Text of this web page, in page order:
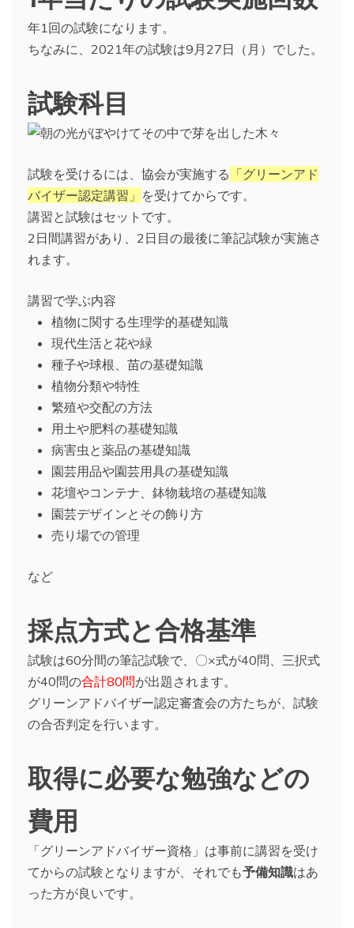
年1回の試験になります。
ちなみに、2021年の試験は9月27日（月）でした。
試験科目
試験を受けるには、協会が実施する 「グリーンアド
バイザー認定講習」 を受けてからです。
講習と試験はセットです。
2日間講習があり、2日目の最後に筆記試験が実施さ
れます。
講習で学ぶ内容
植物に関する生理学的基礎知識
現代生活と花や緑
種子や球根、苗の基礎知識
植物分類や特性
繁殖や交配の方法
用土や肥料の基礎知識
病害虫と薬品の基礎知識
園芸用品や園芸用具の基礎知識
花壇やコンテナ、鉢物栽培の基礎知識
園芸デザインとその飾り方
売り場での管理
など
採点方式と合格基準
試験は60分間の筆記試験で、〇×式が40問、三択式
が40問の合計80問が出題されます。
グリーンアドバイザー認定審査会の方たちが、試験
の合否判定を行います。
取得に必要な勉強などの
費用
「グリーンアドバイザー資格」は事前に講習を受け
てからの試験となりますが、それでも予備知識はあ
った方が良いです。